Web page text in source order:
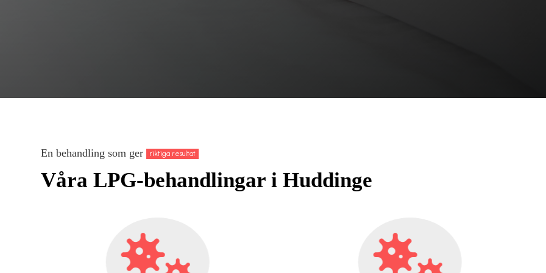
En behandling som ger riktiga resultat
Våra LPG-behandlingar i Huddinge